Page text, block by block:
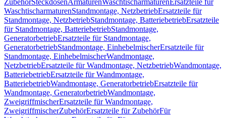
ZubehörSteckdosenArmaturenWaschtischarmaturen Ersatzteile für
WaschtischarmaturenStandmontage, NetzbetriebErsatzteile für
Standmontage, NetzbetriebStandmontage, BatteriebetriebErsatzteile
für Standmontage, BatteriebetriebStandmontage,
GeneratorbetriebErsatzteile für Standmontage,
GeneratorbetriebStandmontage, EinhebelmischerErsatzteile für
Standmontage, EinhebelmischerWandmontage,
NetzbetriebErsatzteile für Wandmontage, NetzbetriebWandmontage,
BatteriebetriebErsatzteile für Wandmontage,
BatteriebetriebWandmontage, GeneratorbetriebErsatzteile für
Wandmontage, GeneratorbetriebWandmontage,
ZweigriffmischerErsatzteile für Wandmontage,
ZweigriffmischerZubehörErsatzteile für ZubehörFür